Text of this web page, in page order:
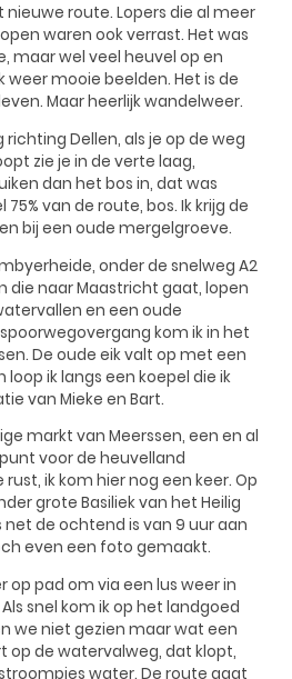
route. Lopers die al meer
waren ook verrast. Het was
maar wel veel heuvel op en
mooie beelden. Het is de
Maar heerlijk wandelweer.
Dellen, als je op de weg
zie je in de verte laag,
dan het bos in, dat was
van de route, bos. Ik krijg de
bij een oude mergelgroeve.
onder de snelweg A2
die naar Maastricht gaat, lopen
en een oude
kom ik in het
De oude eik valt op met een
ik langs een koepel die ik
van Mieke en Bart.
markt van Meerssen, een en al
voor de heuvelland
rust, ik kom hier nog een keer. Op
grote Basiliek van het Heilig
de ochtend is van 9 uur aan
even een foto gemaakt.
op pad om via een lus weer in
snel kom ik op het landgoed
we niet gezien maar wat een
op de watervalweg, dat klopt,
water. De route gaat